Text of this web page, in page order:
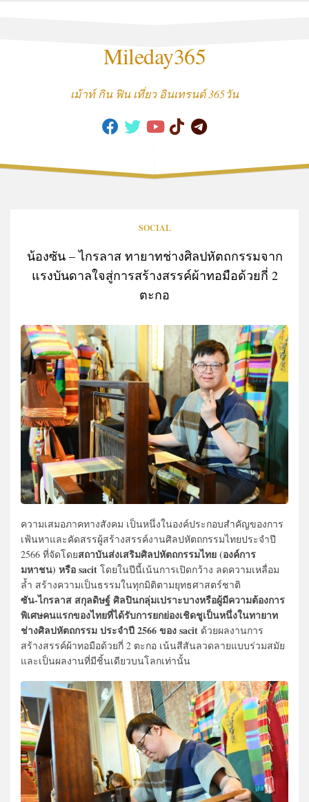
Mileday365
เม้าท์ กิน ฟิน เที่ยว อินเทรนด์ 365วัน
SOCIAL
น้องซัน – ไกรลาส ทายาทช่างศิลปหัตถกรรมจาก
แรงบันดาลใจสู่การสร้างสรรค์ผ้าทอมือด้วยกี่ 2
ตะกอ
ความเสมอภาคทางสังคม เป็นหนึ่งในองค์ประกอบสำคัญของการ
เฟ้นหาและคัดสรรผู้สร้างสรรค์งานศิลปหัตถกรรมไทยประจำปี
2566 ที่จัดโดยสถาบันส่งเสริมศิลปหัตถกรรมไทย (องค์การ
มหาชน) หรือ sacit โดยในปีนี้เน้นการเปิดกว้าง ลดความเหลื่อม
ล้ำ สร้างความเป็นธรรมในทุกมิติตามยุทธศาสตร์ชาติ
ซัน-ไกรลาส สกุลดิษฐ์ ศิลปินกลุ่มเปราะบางหรือผู้มีความต้องการ
พิเศษคนแรกของไทยที่ได้รับการยกย่องเชิดชูเป็นหนึ่งในทายาท
ช่างศิลปหัตถกรรม ประจำปี 2566 ของ sacit ด้วยผลงานการ
สร้างสรรค์ผ้าทอมือด้วยกี่ 2 ตะกอ เน้นสีสันลวดลายแบบร่วมสมัย
และเป็นผลงานที่มีชิ้นเดียวบนโลกเท่านั้น